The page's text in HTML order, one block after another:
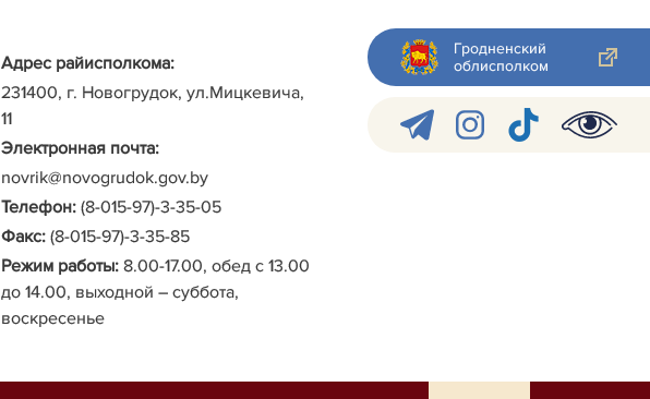
Адрес райисполкома:
231400, г. Новогрудок, ул.Мицкевича,
11
Электронная почта:
novrik@novogrudok.gov.by
Телефон: (8-015-97)-3-35-05
Факс: (8-015-97)-3-35-85
Режим работы: 8.00-17.00, обед с 13.00
до 14.00, выходной – суббота,
воскресенье
Гродненский
облисполком